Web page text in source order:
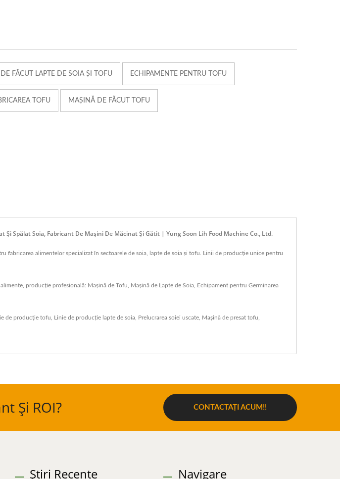
FĂCUT LAPTE DE SOIA ȘI TOFU ECHIPAMENTE PENTRU TOFU
TOFU MAȘINĂ DE FĂCUT TOFU
Spălat Soia, Fabricant De Mașini De Măcinat Și Gătit | Yung Soon Lih Food Machine Co., Ltd.
alimentelor specializat în sectoarele de soia, lapte de soia și tofu. Linii de producție unice pentru
producție profesională: Mașină de Tofu, Mașină de Lapte de Soia, Echipament pentru Germinarea
de producție tofu Linie de producție lapte de soia Prelucrarea soiei uscate Mașină de presat tofu
Și ROI? CONTACTAȚI ACUM!!
Știri Recente Navigare